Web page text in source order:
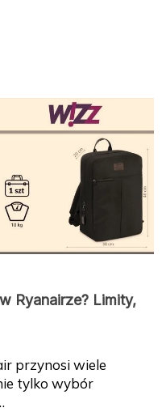
Ryanairze? Limity,
przynosi wiele
tylko wybór